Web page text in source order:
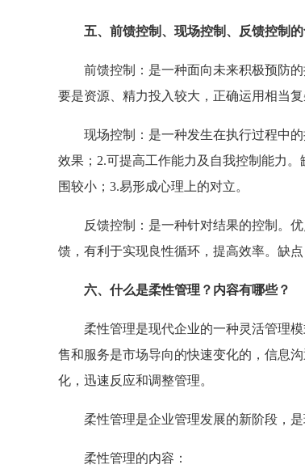
五、前馈控制、现场控制、反馈控制
前馈控制：是一种面向未来积极预防的
要是资源、精力投入较大，正确运用相当
现场控制：是一种发生在执行过程中的
效果；2.可提高工作能力及自我控制能力
围较小；3.易形成心理上的对立。
反馈控制：是一种针对结果的控制。优
馈，有利于实现良性循环，提高效率。缺
六、什么是柔性管理？内容有哪些？
柔性管理是现代企业的一种灵活管理模
售和服务是市场导向的快速变化的，信息
化，迅速反应和调整管理。
柔性管理是企业管理发展的新阶段，是
柔性管理的内容：